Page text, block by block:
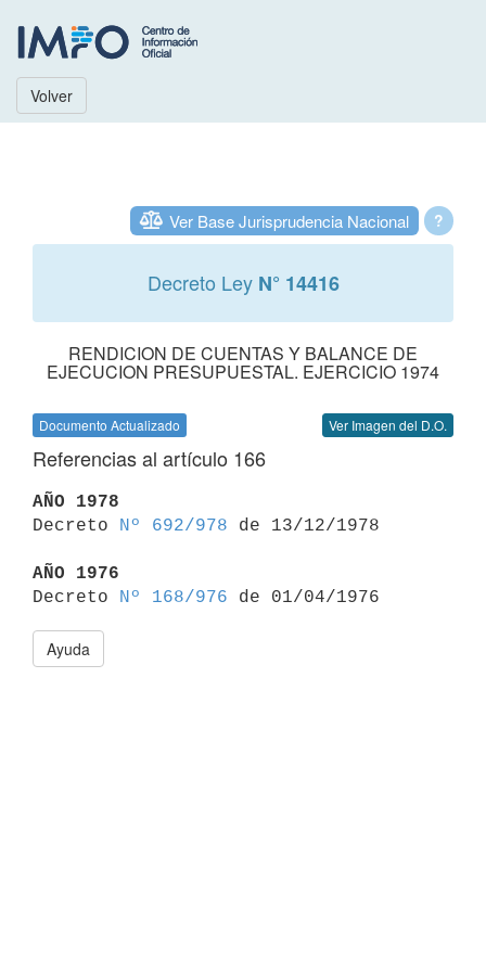
Volver
?
Ver Base Jurisprudencia Nacional
Decreto Ley N° 14416
RENDICION DE CUENTAS Y BALANCE DE
EJECUCION PRESUPUESTAL. EJERCICIO 1974
Documento Actualizado Ver Imagen del D.O.
Referencias al artículo 166
AÑO 1978
Decreto
Nº 692/978 de 13/12/1978
AÑO 1976
Decreto
Nº 168/976
Ayuda